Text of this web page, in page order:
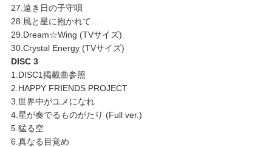
27.遠き日の子守唄
28.風と星に抱かれて…
29.Dream☆Wing (TVサイズ)
30.Crystal Energy (TVサイズ)
DISC 3
1.DISC1掲載曲参照
2.HAPPY FRIENDS PROJECT
3.世界中がユメになれ
4.星が奏でるものがたり (Full ver.)
5.猛る空
6.真なる目覚め